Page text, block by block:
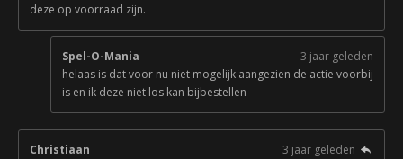
deze op voorraad zijn.
Spel-O-Mania
3 jaar geleden
helaas is dat voor nu niet mogelijk aangezien de actie voorbij
is en ik deze niet los kan bijbestellen
Christiaan
3 jaar geleden